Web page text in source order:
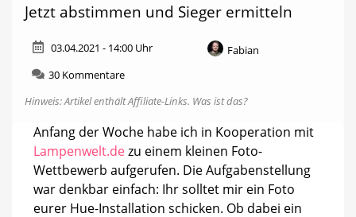
Jetzt abstimmen und Sieger ermitteln
03.04.2021 - 14:00 Uhr
Fabian
30 Kommentarezu
Wettbewerb:
Hue-
Installation
ist
euer
Favorit?
Hinweis: Artikel enthält Affiliate-Links. Was ist das?
Anfang der Woche habe ich in Kooperation mit
Lampenwelt.dezu einem kleinen Foto-
Wettbewerb aufgerufen. Die Aufgabenstellung
war denkbar einfach: Ihr solltet mir ein Foto
eurer Hue-Installation schicken. Ob dabei ein